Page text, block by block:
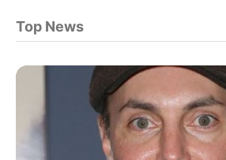
Top News